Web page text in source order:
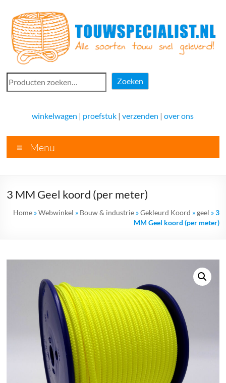
naar
inhoud
Touwspecialist.nl
voor
vele
soorten
goed
advies!
Zoeken
Zoeken
winkelwagen | proefstuk |verzenden |over ons
Menu
3 MM Geel koord (per meter)
Home»Webwinkel » Bouw & industrie»Gekleurd Koord »geel »3
MM Geel koord (per meter)